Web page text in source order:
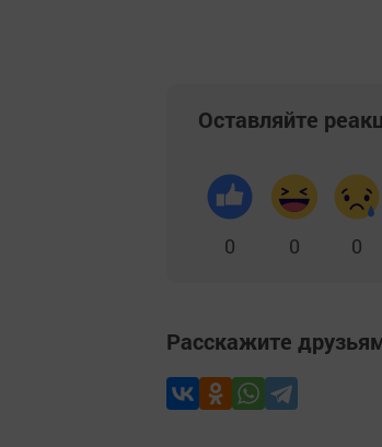
Оставляйте
0 0 0
Расскажите